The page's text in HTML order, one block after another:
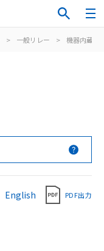
> 一般リレー > 機器内蔵用
English PDF出力